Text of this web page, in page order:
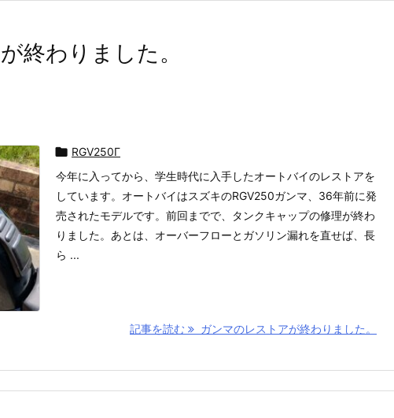
終わりました。
 RGV250Γ
今年に入ってから、学生時代に入手したオートバイのレストアを
しています。オートバイはスズキのRGV250ガンマ、36年前に発
売されたモデルです。前回までで、タンクキャップの修理が終わ
りました。あとは、オーバーフローとガソリン漏れを直せば、長
ら ...
記事を読む ガンマのレストアが終わりました。